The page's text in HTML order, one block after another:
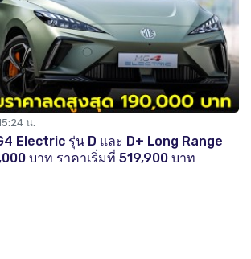
น.
Electric รุ่น D และ D+ Long Range
บาท ราคาเริ่มที่ 519,900 บาท